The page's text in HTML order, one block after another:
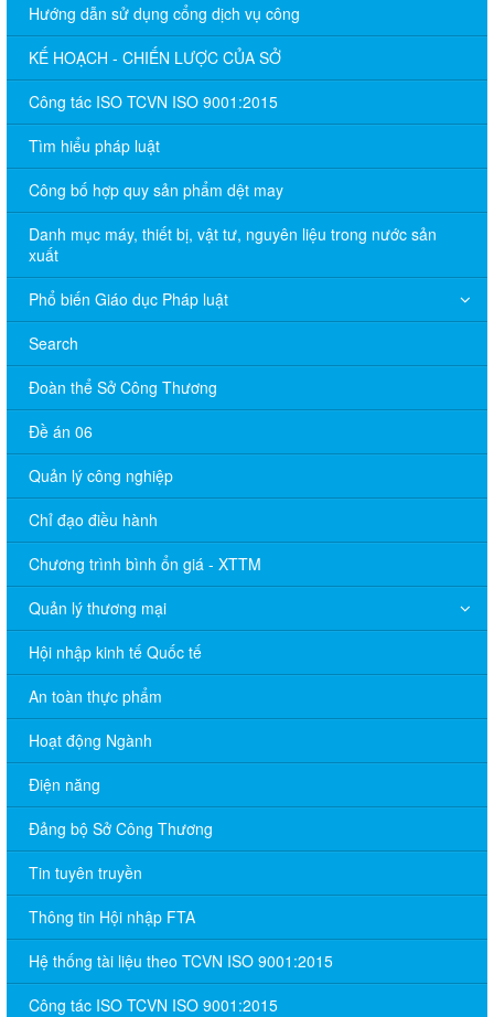
Hướng dẫn sử dụng cổng dịch vụ công
KẾ HOẠCH - CHIẾN LƯỢC CỦA SỞ
Công tác ISO TCVN ISO 9001:2015
Tìm hiểu pháp luật
Công bố hợp quy sản phẩm dệt may
Danh mục máy, thiết bị, vật tư, nguyên liệu trong nước sản
xuất
Phổ biến Giáo dục Pháp luật
Search
Đoàn thể Sở Công Thương
Đề án 06
Quản lý công nghiệp
Chỉ đạo điều hành
Chương trình bình ổn giá - XTTM
Quản lý thương mại
Hội nhập kinh tế Quốc tế
An toàn thực phẩm
Hoạt động Ngành
Điện năng
Đảng bộ Sở Công Thương
Tin tuyên truyền
Thông tin Hội nhập FTA
Hệ thống tài liệu theo TCVN ISO 9001:2015
Công tác ISO TCVN ISO 9001:2015